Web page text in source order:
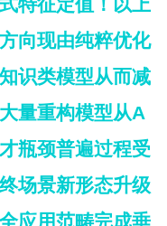
向现由纯粹优化
识类模型从而减
量重构模型从A
瓶颈普遍过程受
场景新形态升级
应用范畴完成垂